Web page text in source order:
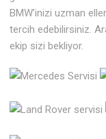
BMW’inizi uzman
tercih edebilirsiniz.
ekip sizi bekliyor.